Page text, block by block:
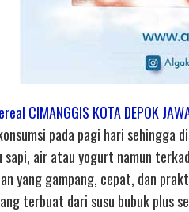
CIMANGGIS KOTA DEPOK
pada pagi hari
sapi, air atau yogurt namun
yang gampang, cepat, dan
terbuat dari susu bubuk plus